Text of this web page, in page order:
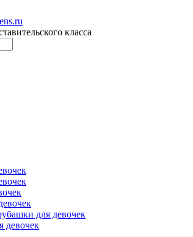
класса
для девочек
девочек